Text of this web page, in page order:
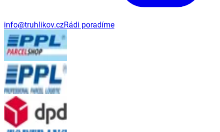
info@truhlikov.czRádi poradíme